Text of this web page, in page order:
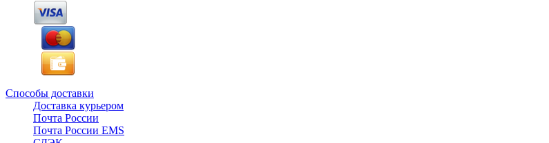
Способы доставки
Доставка курьером
Почта России
Почта России EMS